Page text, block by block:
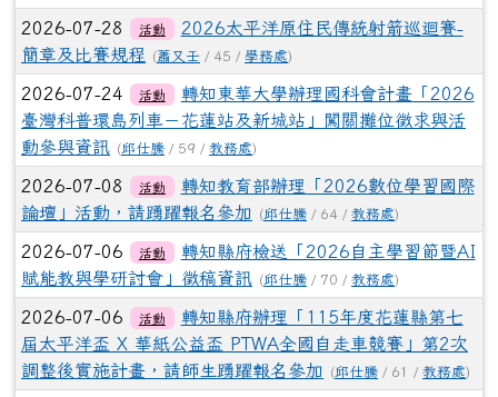
2026-07-28 活動
2026太平洋原住民傳統射箭巡迴賽-
簡章及比賽規程
(蕭又壬 / 45 / 學務處)
2026-07-24 活動
轉知東華大學辦理國科會計畫「2026
臺灣科普環島列車－花蓮站及新城站」闖關攤位徵求與活
動參與資訊 (邱仕騰 / 59 / 教務處)
2026-07-08 活動
轉知教育部辦理「2026數位學習國際
論壇」活動，請踴躍報名參加
(邱仕騰 / 64 / 教務處)
2026-07-06 活動
轉知縣府檢送「2026自主學習節暨AI
賦能教與學研討會」徵稿資訊 (邱仕騰 / 70 / 教務處)
2026-07-06 活動
轉知縣府辦理「115年度花蓮縣第七
屆太平洋盃 X 華紙公益盃 PTWA全國自走車競賽」第2次
調整後實施計畫，請師生踴躍報名參加
(邱仕騰 / 61 / 教務處)